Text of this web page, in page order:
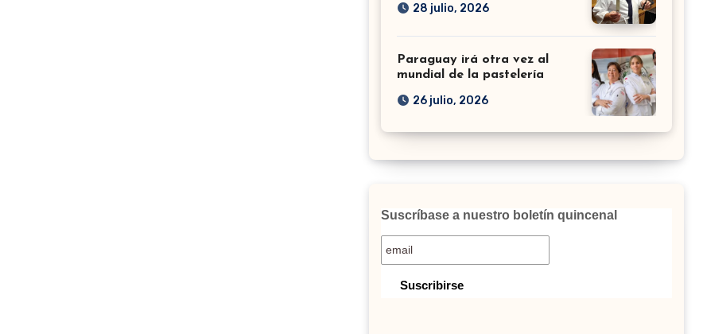
28 julio, 2026
Paraguay irá otra vez al
mundial de la pastelería
26 julio, 2026
Suscríbase a nuestro boletín quincenal